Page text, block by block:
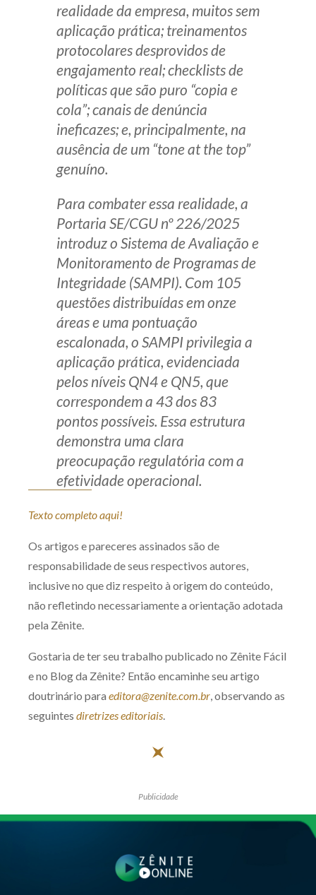
realidade da empresa, muitos sem
aplicação prática; treinamentos
protocolares desprovidos de
engajamento real;checklistsde
políticas que são puro “copia e
cola”; canais de denúncia
ineficazes; e, principalmente, na
ausência de um “tone at the top”
genuíno.
Para combater essa realidade, a
Portaria SE/CGU nº 226/2025
introduz o Sistema de Avaliação e
Monitoramento de Programas de
Integridade (SAMPI). Com 105
questões distribuídas em onze
áreas e uma pontuação
escalonada, o SAMPI privilegia a
aplicação prática, evidenciada
pelos níveis QN4 e QN5, que
correspondem a 43 dos 83
pontos possíveis. Essa estrutura
demonstra uma clara
preocupação regulatória com a
efetividade operacional.
Texto completo aqui!
Os artigos e pareceres assinados são de
responsabilidade de seus respectivos autores,
inclusive no que diz respeito à origem do conteúdo,
não refletindo necessariamente a orientação adotada
pela Zênite.
Gostaria de ter seu trabalho publicado no Zênite Fácil
e no Blog da Zênite? Então encaminhe seu artigo
doutrinário para editora@zenite.com.br , observando as
seguintes diretrizes editoriais
Publicidade